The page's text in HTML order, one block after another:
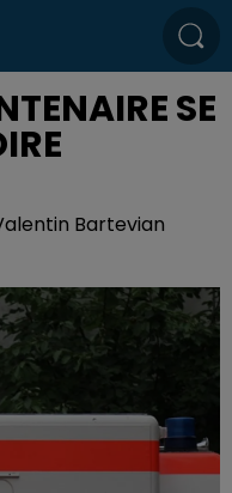
SE
Bartevian